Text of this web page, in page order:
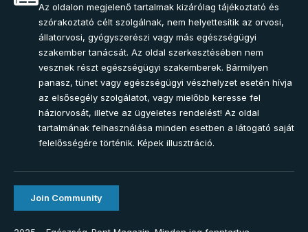
Az oldalon megjelenő tartalmak kizárólag tájékoztató és
szórakoztató célt szolgálnak, nem helyettesítik az orvosi,
állatorvosi, gyógyszerészi vagy más egészségügyi
szakember tanácsát. Az oldal szerkesztésében nem
vesznek részt egészségügyi szakemberek. Bármilyen
panasz, tünet vagy egészségügyi vészhelyzet esetén hívja
az elsősegély szolgálatot, vagy mielőbb keresse fel
háziorvosát, illetve az ügyeletes rendelést! Az oldal
tartalmának felhasználása minden esetben a látogató saját
felelősségére történik. Képek illusztráció.
Join Community